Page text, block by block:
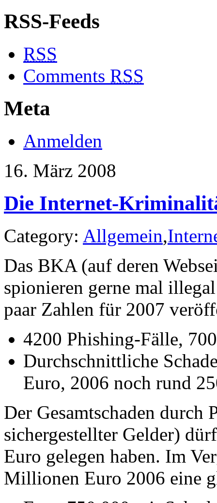
RSS-Feeds
RSS
Comments RSS
Meta
Anmelden
16. März 2008
Die Internet-
Category: Allgemein,
Das BKA (auf deren
spionieren gerne mal
paar Zahlen für 2007
4200 Phishing-Fälle,
Durchschnittliche
Euro, 2006 noch rund
Der Gesamtschaden
sichergestellter Gelder)
Euro gelegen haben. Im
Millionen Euro 2006 eine